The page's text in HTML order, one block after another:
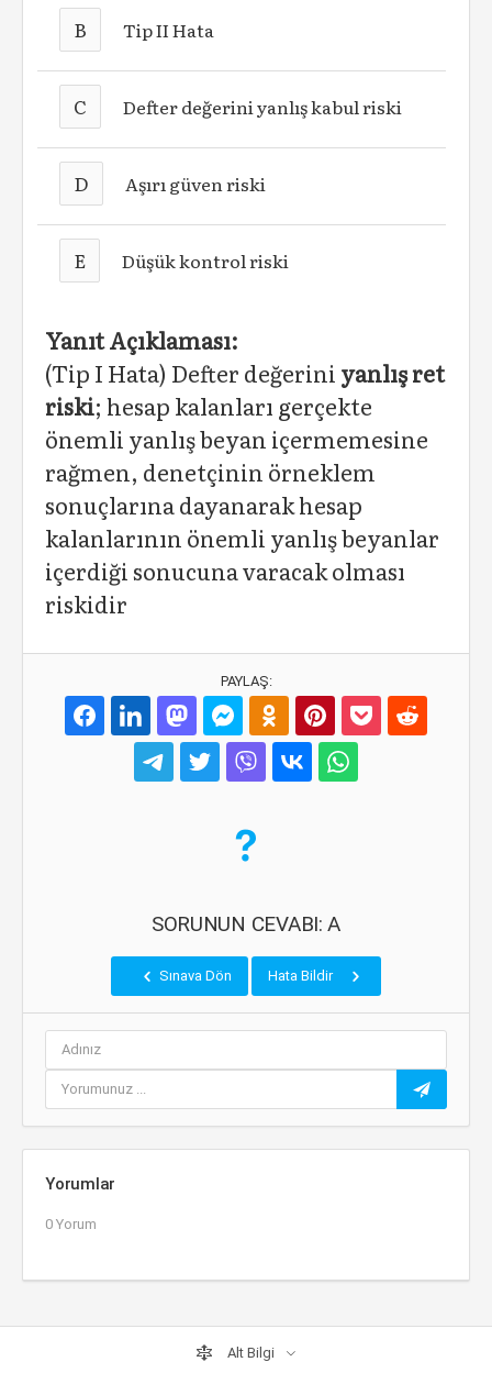
B Tip II Hata
C Defter değerini yanlış kabul riski
D Aşırı güven riski
E Düşük kontrol riski
Yanıt Açıklaması:
(Tip I Hata) Defter değerini yanlış ret
riski; hesap kalanları gerçekte
önemli yanlış beyan içermemesine
rağmen, denetçinin örneklem
sonuçlarına dayanarak hesap
kalanlarının önemli yanlış beyanlar
içerdiği sonucuna varacak olması
riskidir
PAYLAŞ:
SORUNUN CEVABI: A
Sınava Dön Hata Bildir
Yorumlar
0 Yorum
Alt Bilgi